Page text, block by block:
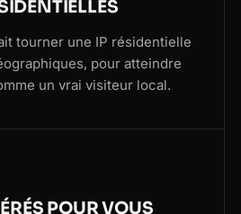
tourner une IP résidentielle
pour atteindre
un vrai visiteur local.
POUR VOUS